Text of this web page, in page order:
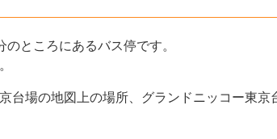
ところにあるバス停です。
台場の地図上の場所、グランドニッコー東